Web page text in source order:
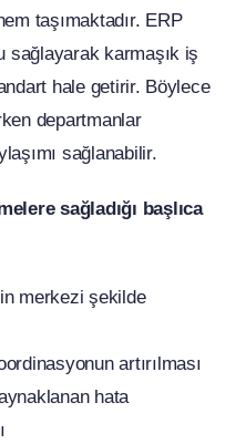
taşımaktadır. ERP
sağlayarak karmaşık iş
hale getirir. Böylece
departmanlar
sağlanabilir.
sağladığı başlıca
merkezi şekilde
artırılması
hata